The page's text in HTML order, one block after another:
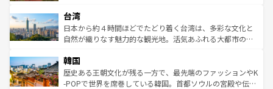
ならではの贅沢な旅のスタイルだ。 なお、新着のアメリカ
情報はコンテンツ一覧を参照してほしい。
れるおもてなしの心で訪れる人々を迎えてくれるハワイの
人々、おいしいローカルフードやハワイアンミュージッ
ク、伝統的なフラダンスなど、すべてがハワイの魅力を彩
ワイを、存分に味わってほしい。 なお、新着のハワイ情報
はコンテンツ一覧を参照してほしい。
リアリーフや大陸中央部にそびえるウルル（エアーズロッ
ク）、タスマニアの美しい原生林やケアンズの熱帯雨林な
ど、見どころがたくさん。また、カフェやワイン、オージ
いる。アクティビティも充実しており、サーフィンやダイ
ビング、ハイキングなど、アウトドア好きにはたまらな
い。オーストラリアの多彩な魅力を存分に味わいつくそ
台湾
日本から約４時間ほどでたどり着く台湾は、多彩な文化と
自然が織りなす魅力的な観光地。活気あふれる大都市の台
ン）、静ひつな山岳地帯である台湾東部など、都市の喧騒
と山間の静けさが共存しており、訪れる人に新しい発見と
驚きをもたらしてくれる。また、奥深い台湾の食文化も魅
韓国
歴史ある王朝文化が残る一方で、最先端のファッションやK
-POPで世界を席巻している韓国。首都ソウルの宮殿や伝統